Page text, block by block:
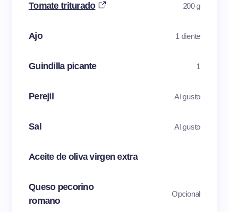
Tomate triturado 200 g
Ajo 1 diente
Guindilla picante 1
Perejil Al gusto
Sal Al gusto
Aceite de oliva virgen extra
Queso pecorino
romano
Opcional